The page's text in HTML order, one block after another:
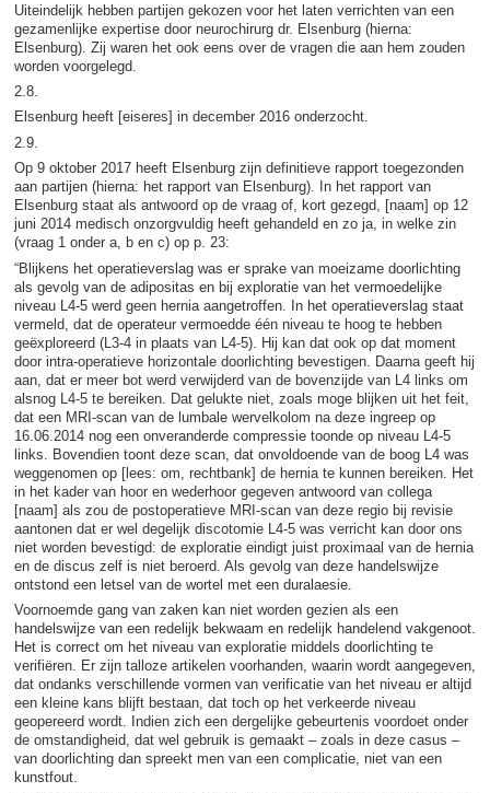
Uiteindelijk hebben partijen gekozen voor het laten verrichten van een
gezamenlijke expertise door neurochirurg dr. Elsenburg (hierna:
Elsenburg). Zij waren het ook eens over de vragen die aan hem zouden
worden voorgelegd.
2.8.
Elsenburg heeft [eiseres] in december 2016 onderzocht.
2.9.
Op 9 oktober 2017 heeft Elsenburg zijn definitieve rapport toegezonden
aan partijen (hierna: het rapport van Elsenburg). In het rapport van
Elsenburg staat als antwoord op de vraag of, kort gezegd, [naam] op 12
juni 2014 medisch onzorgvuldig heeft gehandeld en zo ja, in welke zin
(vraag 1 onder a, b en c) op p. 23:
“Blijkens het operatieverslag was er sprake van moeizame doorlichting
als gevolg van de adipositas en bij exploratie van het vermoedelijke
niveau L4-5 werd geen hernia aangetroffen. In het operatieverslag staat
vermeld, dat de operateur vermoedde één niveau te hoog te hebben
geëxploreerd (L3-4 in plaats van L4-5). Hij kan dat ook op dat moment
door intra-operatieve horizontale doorlichting bevestigen. Daarna geeft hij
aan, dat er meer bot werd verwijderd van de bovenzijde van L4 links om
alsnog L4-5 te bereiken. Dat gelukte niet, zoals moge blijken uit het feit,
dat een MRI-scan van de lumbale wervelkolom na deze ingreep op
16.06.2014 nog een onveranderde compressie toonde op niveau L4-5
links. Bovendien toont deze scan, dat onvoldoende van de boog L4 was
weggenomen op [lees: om, rechtbank] de hernia te kunnen bereiken. Het
in het kader van hoor en wederhoor gegeven antwoord van collega
[naam] als zou de postoperatieve MRI-scan van deze regio bij revisie
aantonen dat er wel degelijk discotomie L4-5 was verricht kan door ons
niet worden bevestigd: de exploratie eindigt juist proximaal van de hernia
en de discus zelf is niet beroerd. Als gevolg van deze handelswijze
ontstond een letsel van de wortel met een duralaesie.
Voornoemde gang van zaken kan niet worden gezien als een
handelswijze van een redelijk bekwaam en redelijk handelend vakgenoot.
Het is correct om het niveau van exploratie middels doorlichting te
verifiëren. Er zijn talloze artikelen voorhanden, waarin wordt aangegeven,
dat ondanks verschillende vormen van verificatie van het niveau er altijd
een kleine kans blijft bestaan, dat toch op het verkeerde niveau
geopereerd wordt. Indien zich een dergelijke gebeurtenis voordoet onder
de omstandigheid, dat wel gebruik is gemaakt – zoals in deze casus –
van doorlichting dan spreekt men van een complicatie, niet van een
kunstfout.